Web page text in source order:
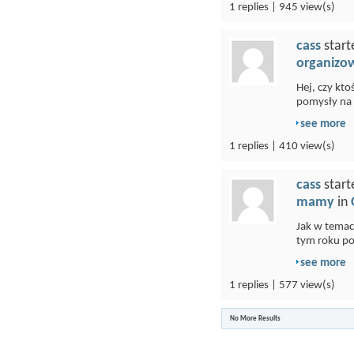
1 replies | 945 view(s)
cass
Hej, czy
pomysły
see more
1 replies | 410 view(s)
cass
mamy in
Jak w
tym roku
see more
1 replies | 577 view(s)
No More Results